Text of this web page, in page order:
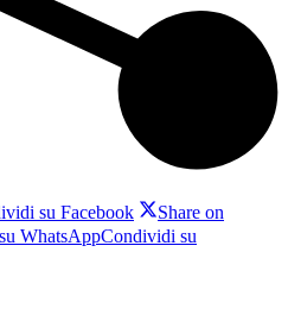
su Facebook
Share on
WhatsAppCondividi su